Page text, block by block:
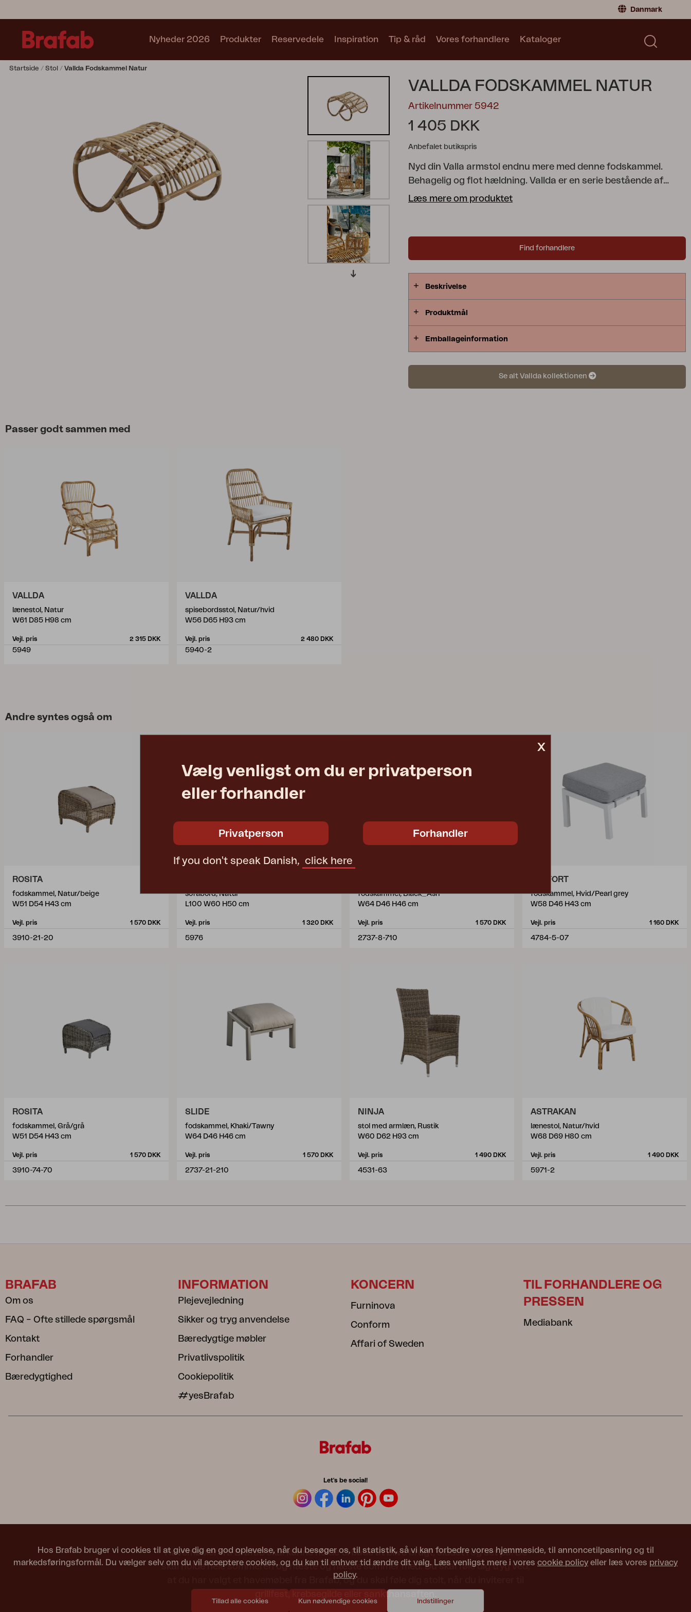
Hos Brafab bruger vi cookies til at give dig en god oplevelse, når du besøger os, til statistik, så vi kan forbedre vores hjemmeside, til annoncetilpasning og til
markedsføringsformål. Du vælger selv om du vil acceptere cookies, og du kan til enhver tid ændre dit valg. Læs venligst mere i vores cookie policy eller læs vores privacy
policy.
Tillad alle cookies Kun nødvendige cookies Indstillinger
Danmark
Sverige |Sweden
Nyheder 2026 Produkter
Samlinger
Blixt Trolly
Grower Greens
Kataloger
Reservedele Inspiration Tip & råd Vores forhandlere Kataloger
Startside Stol Vallda Fodskammel Natur
VALLDA FODSKAMMEL NATUR
Artikelnummer 5942
1 405 DKK
Anbefalet butikspris
Nyd din Valla armstol endnu mere med denne fodskammel.
Behagelig og flot hældning. Vallda er en serie bestående af
stole, borde, hængestol og lampeskærm i naturrattan med fine
uregelmæssigheder. Møbler i naturlig rattan bør placeres under
Læs mere om produktet
Find forhandlere
Beskrivelse
Produktmål
Emballageinformation
Se alt Vallda kollektionen
Passer godt sammen med
VALLDA
lænestol, Natur
W61 D85 H98 cm
Vejl. pris 2 315 DKK
5949
VALLDA
spisebordsstol, Natur/hvid
W56 D65 H93 cm
Vejl. pris 2 480 DKK
5940-2
Andre syntes også om
ROSITA
fodskammel, Natur/beige
W51 D54 H43 cm
Vejl. pris 1 570 DKK
3910-21-20
sofabord, Natur
L100 W60 H50 cm
Vejl. pris 1 320 DKK
5976
fodskammel, Black_Ash
W64 D46 H46 cm
Vejl. pris 1 570 DKK
2737-8-710
BELFORT
fodskammel, Hvid/Pearl grey
W58 D46 H43 cm
Vejl. pris 1 160 DKK
4784-5-07
ROSITA
fodskammel, Grå/grå
W51 D54 H43 cm
Vejl. pris 1 570 DKK
3910-74-70
SLIDE
fodskammel, Khaki/Tawny
W64 D46 H46 cm
Vejl. pris 1 570 DKK
2737-21-210
NINJA
stol med armlæn, Rustik
W60 D62 H93 cm
Vejl. pris 1 490 DKK
4531-63
ASTRAKAN
lænestol, Natur/hvid
W68 D69 H80 cm
Vejl. pris 1 490 DKK
5971-2
x
Vælg venligst om du er privatperson
eller forhandler
Privatperson Forhandler
If you don't speak Danish, click here
BRAFAB
Om os
FAQ – Ofte stillede spørgsmål
Kontakt
Forhandler
Bæredygtighed
INFORMATION
Plejevejledning
Sikker og tryg anvendelse
Bæredygtige møbler
Privatlivspolitik
Cookiepolitik
#yesBrafab
KONCERN
Furninova
Conform
Affari of Sweden
TIL FORHANDLERE OG
PRESSEN
Mediabank
Let's be social!
Havemøbler fra Brafab skal kunne holde til både at blive brugt, siddet i og set på. De
skal holde hele sommeren og næste og næste sommer med. Du skal føle dig tryg ved,
at du har valgt et havemøbel fra Brafab, og du skal føle dig stolt, når du inviterer til
grillfest, krebsegilde eller sankthansaften.